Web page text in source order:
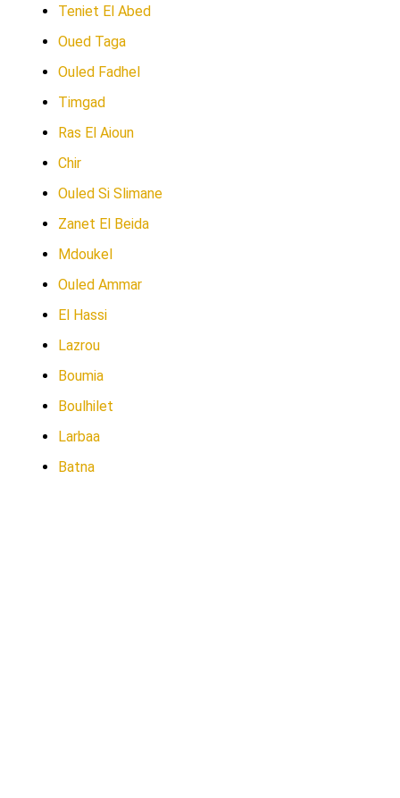
Teniet El Abed
Oued Taga
Ouled Fadhel
Timgad
Ras El Aioun
Chir
Ouled Si Slimane
Zanet El Beida
Mdoukel
Ouled Ammar
El Hassi
Lazrou
Boumia
Boulhilet
Larbaa
Batna